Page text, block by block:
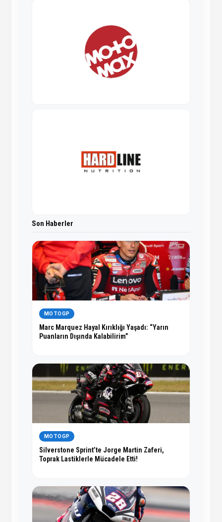
Son Haberler
MOTOGP
Marc Marquez Hayal Kırıklığı Yaşadı: “Yarın
Puanların Dışında Kalabilirim”
MOTOGP
Silverstone Sprint’te Jorge Martin Zaferi,
Toprak Lastiklerle Mücadele Etti!